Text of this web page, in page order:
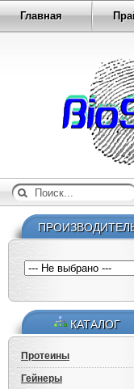
Главная
КАТАЛОГ
Протеины
Гейнеры